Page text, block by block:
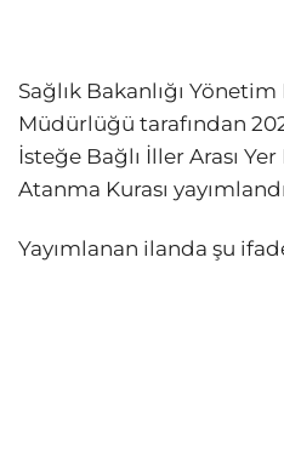
Sağlık Bakanlığı
Müdürlüğü tarafından
İsteğe Bağlı İller Arası
Atanma Kurası
Yayımlanan ilanda şu